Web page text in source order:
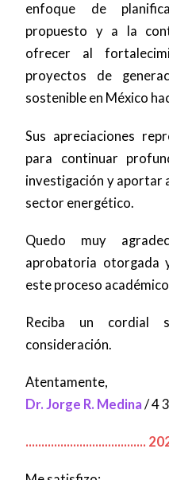
enfoque de
propuesto y a la
ofrecer al
proyectos de
sostenible en México
Sus apreciaciones
para continuar
investigación y aportar
sector energético.
Quedo muy
aprobatoria otorgada
este proceso
Reciba un
consideración.
Atentamente,
Dr. Jorge R. Medina /4
......................................